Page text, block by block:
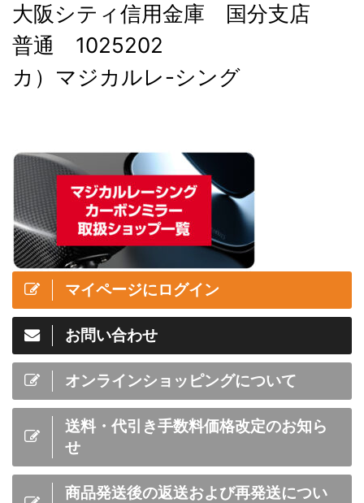
大阪シティ信用金庫 国分支店
普通 1025202
カ）マジカルレ-シング
マイページにログイン
お問い合わせ
オンラインショッピングについて
送料・代引き手数料価格改定のお知ら
せ
商品発送後の返送および再発送につい